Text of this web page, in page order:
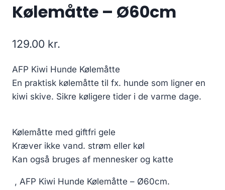
Kølemåtte – Ø60cm
129.00 kr.
AFP Kiwi Hunde Kølemåtte
En praktisk kølemåtte til fx. hunde som ligner en
kiwi skive. Sikre køligere tider i de varme dage.
Kølemåtte med giftfri gele
Kræver ikke vand. strøm eller køl
Kan også bruges af mennesker og katte
, AFP Kiwi Hunde Kølemåtte – Ø60cm.